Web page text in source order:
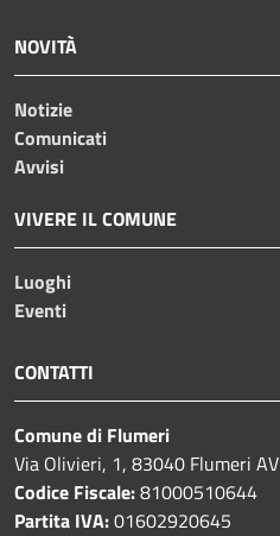
NOVITÀ
Notizie
Comunicati
Avvisi
VIVERE IL COMUNE
Luoghi
Eventi
CONTATTI
Comune di Flumeri
Via Olivieri, 1, 83040 Flumeri AV
Codice Fiscale:81000510644
Partita IVA:01602920645